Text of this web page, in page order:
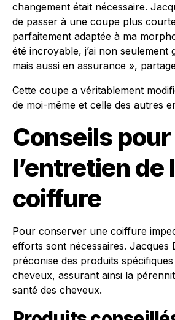
changement était nécessaire.
de passer à une coupe plus
parfaitement adaptée à ma
été incroyable, j’ai non seulement
mais aussi en assurance »,
Cette coupe a véritablement
de moi-même et celle des autres
Conseils pour
l’entretien de
coiffure
Pour conserver une coiffure
efforts sont nécessaires. Jacques
préconise des produits
cheveux, assurant ainsi la
santé des cheveux.